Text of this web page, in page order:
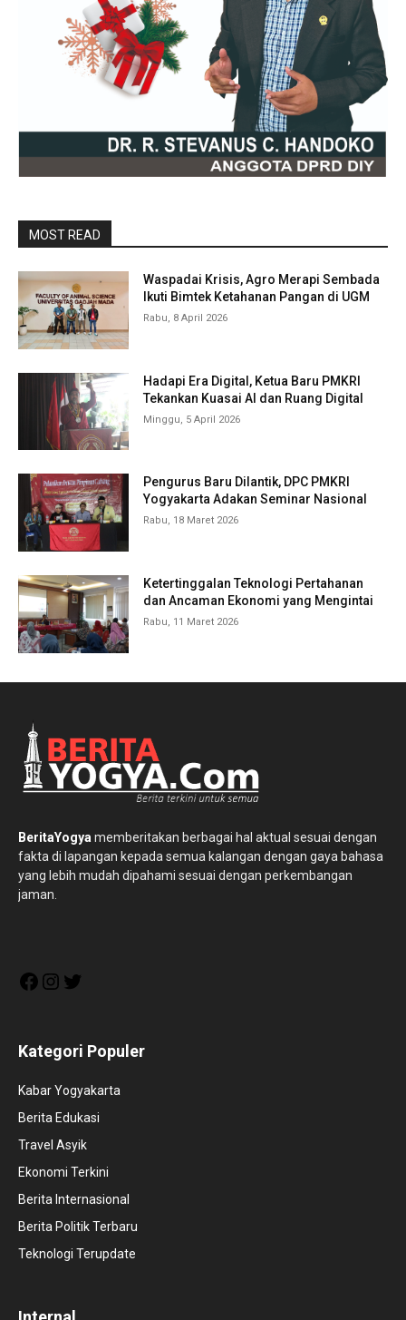
MOST READ
Waspadai Krisis, Agro Merapi Sembada
Ikuti Bimtek Ketahanan Pangan di UGM
Rabu, 8 April 2026
Hadapi Era Digital, Ketua Baru PMKRI
Tekankan Kuasai AI dan Ruang Digital
Minggu, 5 April 2026
Pengurus Baru Dilantik, DPC PMKRI
Yogyakarta Adakan Seminar Nasional
Rabu, 18 Maret 2026
Ketertinggalan Teknologi Pertahanan
dan Ancaman Ekonomi yang Mengintai
Rabu, 11 Maret 2026
BeritaYogya memberitakan berbagai hal aktual sesuai dengan
fakta di lapangan kepada semua kalangan dengan gaya bahasa
yang lebih mudah dipahami sesuai dengan perkembangan
jaman.
FacebookInstagram
Kategori Populer
Kabar Yogyakarta
Berita Edukasi
Travel Asyik
Ekonomi Terkini
Berita Internasional
Berita Politik Terbaru
Teknologi Terupdate